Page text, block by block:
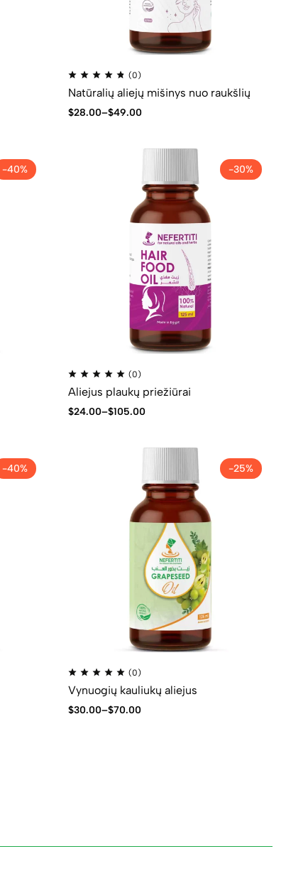
(0)
Natūralių aliejų mišinys nuo raukšlių
$28.00–$49.00
-40% -30%
(0)
Aliejus plaukų priežiūrai
$24.00–$105.00
-40% -25%
(0)
Vynuogių kauliukų aliejus
$30.00–$70.00